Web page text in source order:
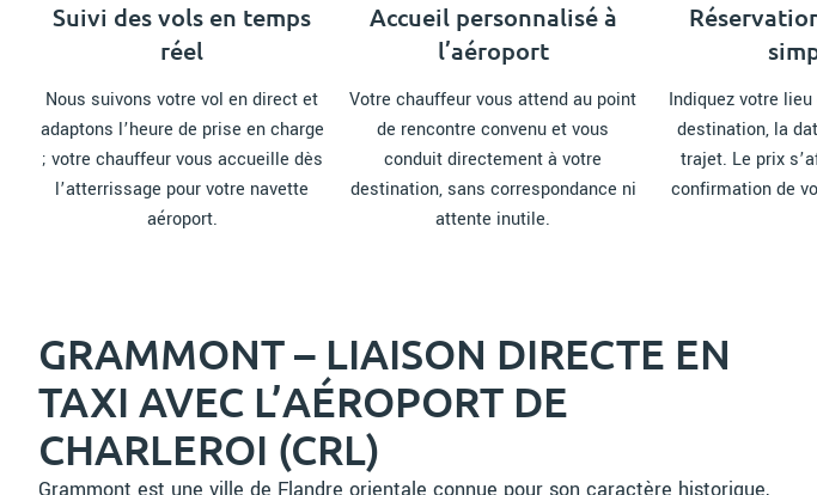
Suivi des vols en temps
réel
Nous suivons votre vol en direct et
adaptons l’heure de prise en charge
; votre chauffeur vous accueille dès
l’atterrissage pour votre navette
aéroport.
Accueil personnalisé à
l’aéroport
Votre chauffeur vous attend au point
de rencontre convenu et vous
conduit directement à votre
destination, sans correspondance ni
attente inutile.
Indiquez votre
destination, la
trajet. Le prix
confirmation de
GRAMMONT – LIAISON DIRECTE EN
TAXI AVEC L’AÉROPORT DE
CHARLEROI (CRL)